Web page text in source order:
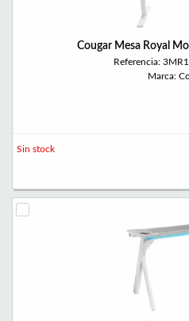
Cougar Mesa Royal
Referencia:
Marca:
Sin stock